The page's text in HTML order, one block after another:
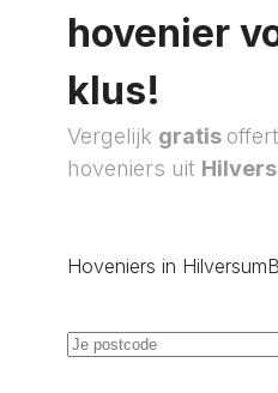
hovenier
klus!
Vergelijk gratis
hoveniers uit
Hoveniers in Hilversum